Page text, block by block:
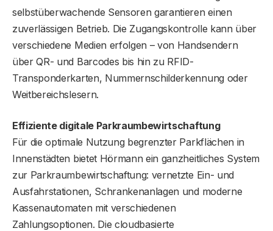
selbstüberwachende Sensoren garantieren einen
zuverlässigen Betrieb. Die Zugangskontrolle kann über
verschiedene Medien erfolgen – von Handsendern
über QR- und Barcodes bis hin zu RFID-
Transponderkarten, Nummernschilderkennung oder
Weitbereichslesern.
Effiziente digitale Parkraumbewirtschaftung
Für die optimale Nutzung begrenzter Parkflächen in
Innenstädten bietet Hörmann ein ganzheitliches System
zur Parkraumbewirtschaftung: vernetzte Ein- und
Ausfahrstationen, Schrankenanlagen und moderne
Kassenautomaten mit verschiedenen
Zahlungsoptionen. Die cloudbasierte